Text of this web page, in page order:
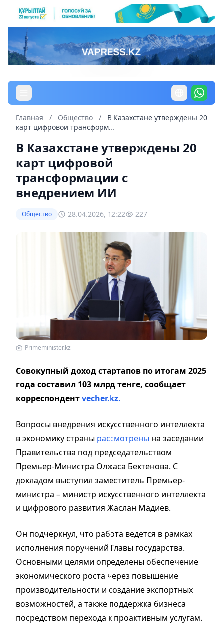
Главная / Общество /
В Казахстане утверждены 20
карт цифровой трансформ...
В Казахстане утверждены 20
карт цифровой
трансформации с
внедрением ИИ
Общество 28.04.2026, 12:22 227
Primeminister.kz
Совокупный доход стартапов по итогам 2025
года составил 103 млрд тенге, сообщает
корреспондентvecher.kz.
Вопросы внедрения искусственного интеллекта
в экономику страны рассмотрены на заседании
Правительства под председательством
Премьер-Министра Олжаса Бектенова. С
докладом выступил заместитель Премьер-
министра – министр искусственного интеллекта
и цифрового развития Жаслан Мадиев.
Он подчеркнул, что работа ведется в рамках
исполнения поручений Главы государства.
Основными целями определены обеспечение
экономического роста через повышение
производительности и создание экспортных
возможностей, а также поддержка бизнеса
посредством перехода к проактивным услугам.